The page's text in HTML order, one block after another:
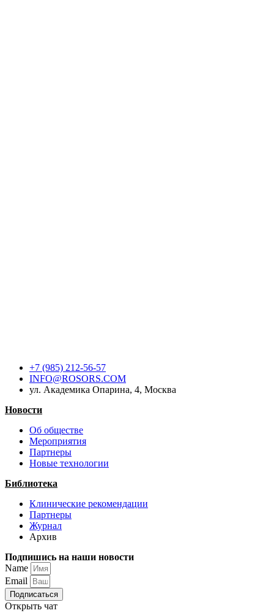
+7 (985) 212-56-57
INFO@ROSORS.COM
ул. Академика Опарина, 4, Москва
Новости
Об обществе
Мероприятия
Партнеры
Новые технологии
Библиотека
Клинические рекомендации
Партнеры
Журнал
Архив
Подпишись на наши новости
Name
Email
Подписаться
Открыть чат